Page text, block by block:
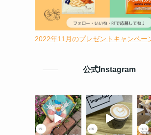
2022年11月のプレゼントキャンペー
公式Instagram